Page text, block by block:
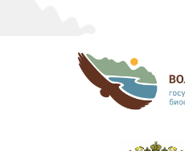
основному
содержанию